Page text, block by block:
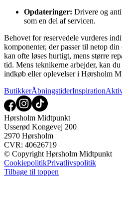
Opdateringer: Drivere og
som en del af servicen.
Behovet for reservedele vurderes
komponenter, der passer til netop
kan ofte løses hurtigt, mens større
tid. Mens teknikerne arbejder, kan
indkøb eller oplevelser i Hørsholm
ButikkerÅbningstiderInspiration
Hørsholm Midtpunkt
Usserød Kongevej 200
2970 Hørsholm
CVR: 40626719
© Copyright Hørsholm Midtpunkt
CookiepolitikPrivatlivspolitik
Tilbage til toppen